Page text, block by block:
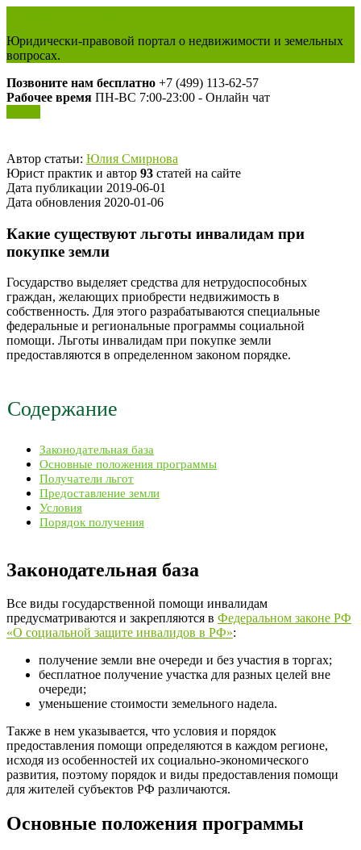
Юридически-правовой портал о недвижимости и земельных
вопросах.
Позвоните нам бесплатно +7 (499) 113-62-57
Рабочее время ПН-ВС 7:00-23:00 - Онлайн чат
Автор статьи: Юлия Смирнова
Юрист практик и автор 93 статей на сайте
Дата публикации 2019-06-01
Дата обновления 2020-01-06
Какие существуют льготы инвалидам при
покупке земли
Государство выделяет средства для нетрудоспособных
граждан, желающих приобрести недвижимость в
собственность. Для этого разрабатываются специальные
федеральные и региональные программы социальной
помощи. Льготы инвалидам при покупке земли
предоставляются в определенном законом порядке.
Содержание
Законодательная база
Основные положения программы
Получатели льгот
Предоставление земли
Условия
Порядок получения
Законодательная база
Все виды государственной помощи инвалидам
предусматриваются и закрепляются в Федеральном законе РФ
«О социальной защите инвалидов в РФ»:
получение земли вне очереди и без участия в торгах;
бесплатное получение участка для разных целей вне
очереди;
уменьшение стоимости земельного надела.
Также в нем указывается, что условия и порядок
предоставления помощи определяются в каждом регионе,
исходя из особенностей их социально-экономического
развития, поэтому порядок и виды предоставления помощи
для жителей субъектов РФ различаются.
Основные положения программы